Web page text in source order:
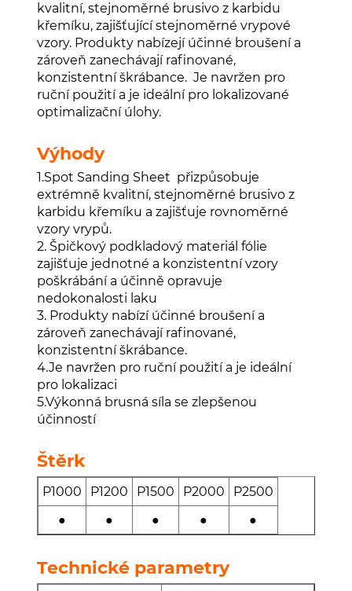
kvalitní, stejnoměrné brusivo z karbidu
křemíku, zajišťující stejnoměrné vrypové
vzory. Produkty nabízejí účinné broušení a
zároveň zanechávají rafinované,
konzistentní škrábance. Je navržen pro
ruční použití a je ideální pro lokalizované
optimalizační úlohy.
Výhody
1.Spot Sanding Sheet přizpůsobuje
extrémně kvalitní, stejnoměrné brusivo z
karbidu křemíku a zajišťuje rovnoměrné
vzory vrypů.
2. Špičkový podkladový materiál fólie
zajišťuje jednotné a konzistentní vzory
poškrábání a účinně opravuje
nedokonalosti laku
3. Produkty nabízí účinné broušení a
zároveň zanechávají rafinované,
konzistentní škrábance.
4.Je navržen pro ruční použití a je ideální
pro lokalizaci
5.Výkonná brusná síla se zlepšenou
účinností
Štěrk
P1000 P1200 P1500 P2000
P2500
●
● ● ● ●
Technické parametry